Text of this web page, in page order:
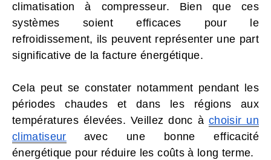
climatisation à compresseur. Bien que ces
systèmes soient efficaces pour le
refroidissement, ils peuvent représenter une part
significative de la facture énergétique.
Cela peut se constater notamment pendant les
périodes chaudes et dans les régions aux
températures élevées. Veillez donc à choisir un
climatiseur
avec une bonne efficacité
énergétique pour réduire les coûts à long terme.